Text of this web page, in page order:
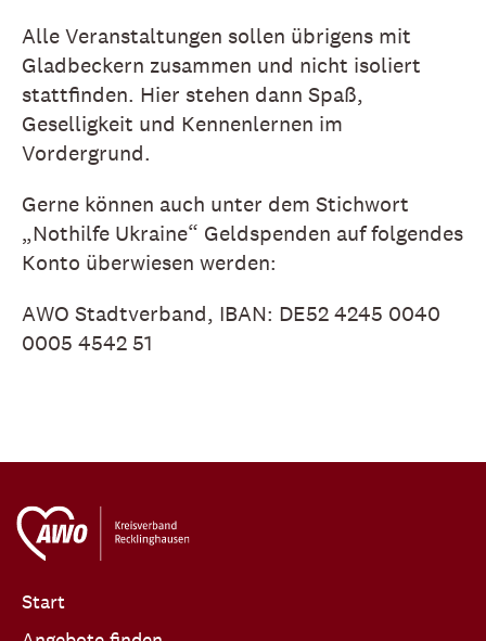
Alle Veranstaltungen sollen übrigens mit
Gladbeckern zusammen und nicht isoliert
stattfinden. Hier stehen dann Spaß,
Geselligkeit und Kennenlernen im
Vordergrund.
Gerne können auch unter dem Stichwort
„Nothilfe Ukraine“ Geldspenden auf folgendes
Konto überwiesen werden:
AWO Stadtverband, IBAN: DE52 4245 0040
0005 4542 51
Start